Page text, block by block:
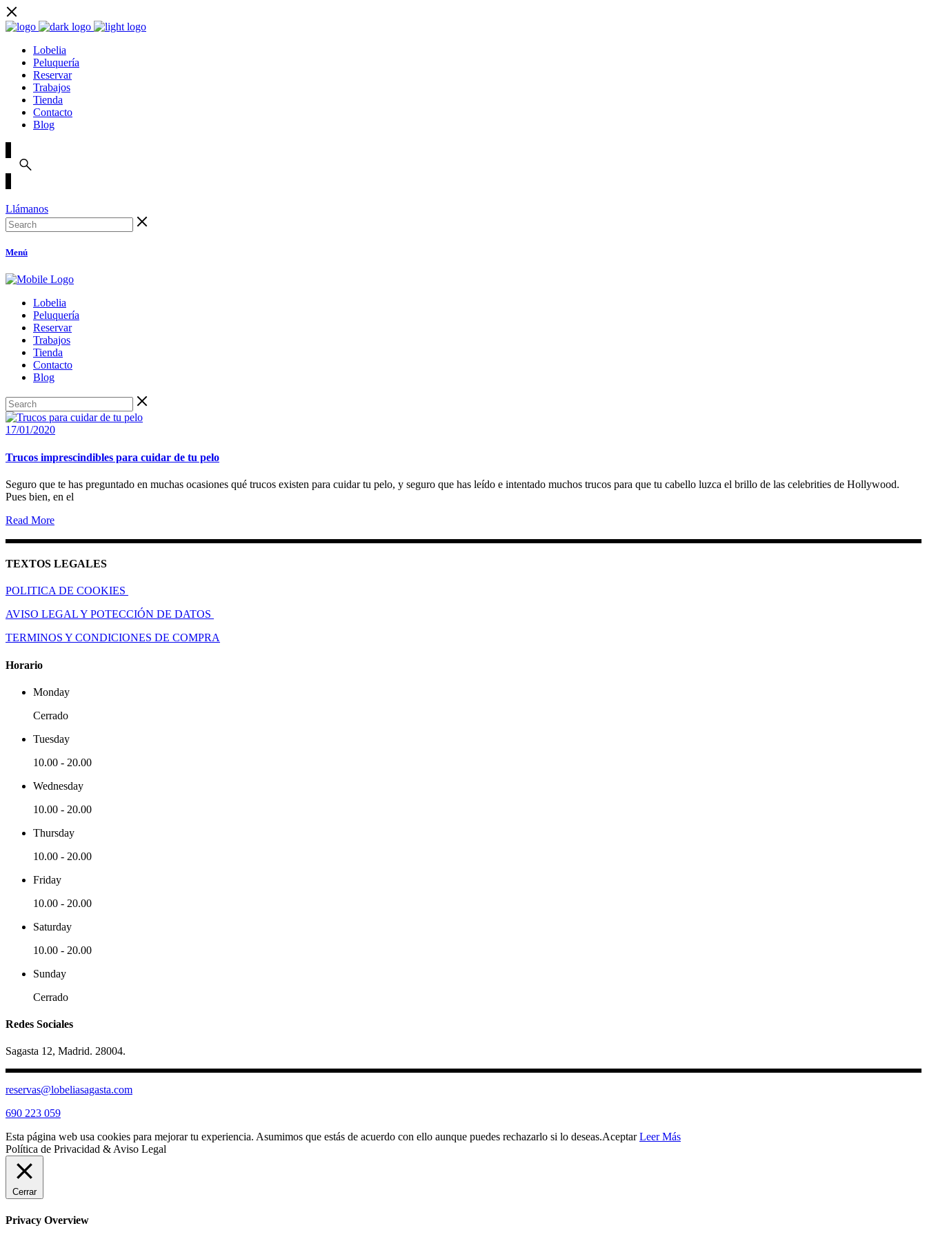
Lobelia
Peluquería
Reservar
Trabajos
Tienda
Contacto
Blog
Llámanos
Menú
Lobelia
Peluquería
Reservar
Trabajos
Tienda
Contacto
Blog
17/01/2020
Trucos imprescindibles para cuidar de tu pelo
Seguro que te has preguntado en muchas ocasiones qué trucos existen para cuidar tu pelo, y seguro que has leído e intentado muchos trucos para que tu cabello luzca el brillo de las celebrities de Hollywood.
Pues bien, en el
Read More
TEXTOS LEGALES
POLITICA DE COOKIES
AVISO LEGAL Y POTECCIÓN DE DATOS
TERMINOS Y CONDICIONES DE COMPRA
Horario
Monday
Cerrado
Tuesday
10.00 - 20.00
Wednesday
10.00 - 20.00
Thursday
10.00 - 20.00
Friday
10.00 - 20.00
Saturday
10.00 - 20.00
Sunday
Cerrado
Redes Sociales
Sagasta 12, Madrid. 28004.
reservas@lobeliasagasta.com
690 223 059
Esta página web usa cookies para mejorar tu experiencia. Asumimos que estás de acuerdo con ello aunque puedes rechazarlo si lo deseas.Aceptar Leer Más
Política de Privacidad & Aviso Legal
Cerrar
Privacy Overview